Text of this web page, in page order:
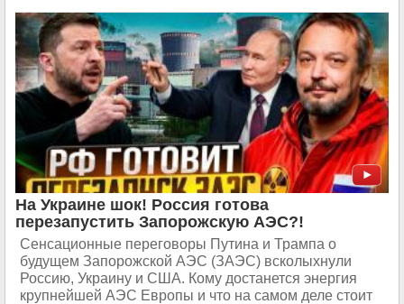
На Украине шок! Россия готова
перезапустить Запорожскую АЭС?!
Сенсационные переговоры Путина и Трампа о
будущем Запорожской АЭС (ЗАЭС) всколыхнули
Россию, Украину и США. Кому достанется энергия
крупнейшей АЭС Европы и что на самом деле стоит